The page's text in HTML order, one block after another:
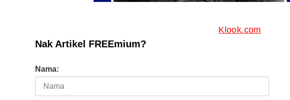
Klook.com
Nak Artikel FREEmium?
Nama: